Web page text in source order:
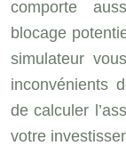
comporte
blocage
simulateur
inconvénients
de calculer
votre